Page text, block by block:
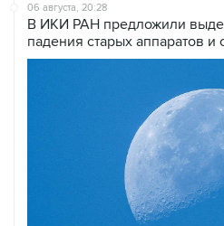
06 августа, 20:28
В ИКИ РАН предложили
падения старых аппаратов и